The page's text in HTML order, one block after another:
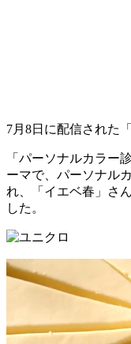
7月8日に配信された
「パーソナルカラー
ーマで、パーソナル
れ、「イエベ春」さ
した。